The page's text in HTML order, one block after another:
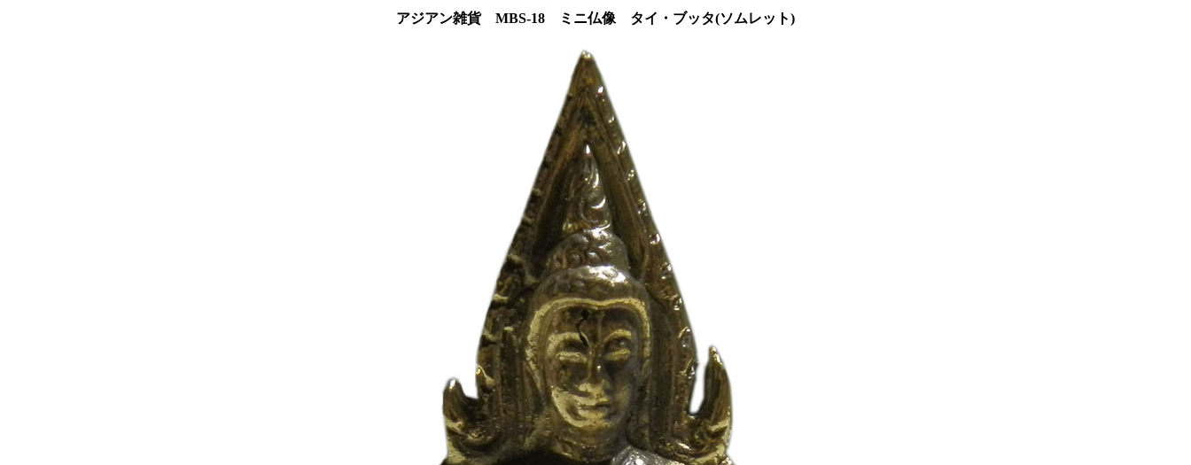
アジアン雑貨 MBS-18 ミニ仏像 タイ・ブッタ(ソムレット)